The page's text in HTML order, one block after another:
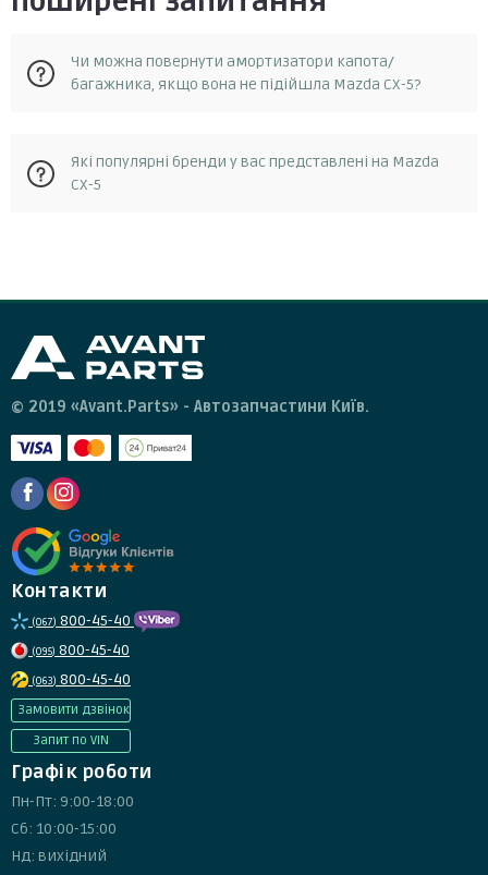
Чи можна повернути амортизатори капота/
багажника, якщо вона не підійшла Mazda CX-5?
можна повернути протягом 14 днів з моменту отримання.
Повернення можливе за умови, що запчастина не була в
Які популярні бренди у вас представлені на Mazda
CX-5
© 2019 «Avant.Parts» - Автозапчастини Київ.
Контакти
(067) 800-45-40
(095) 800-45-40
(063) 800-45-40
Замовити дзвінок
Запит по VIN
Графік роботи
Пн-Пт: 9:00-18:00
Сб: 10:00-15:00
Нд: вихідний